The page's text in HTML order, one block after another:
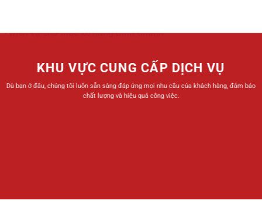
KHU VỰC CUNG CẤP DỊCH VỤ
Dù bạn ở đâu, chúng tôi luôn sẵn sàng đáp ứng mọi nhu cầu của khách hàng, đảm bảo
chất lượng và hiệu quả công việc.